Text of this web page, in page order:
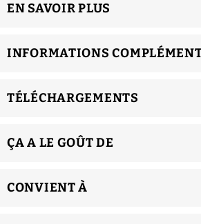
EN SAVOIR PLUS
INFORMATIONS
TÉLÉCHARGEMENTS
ÇA A LE GOÛT DE
CONVIENT À